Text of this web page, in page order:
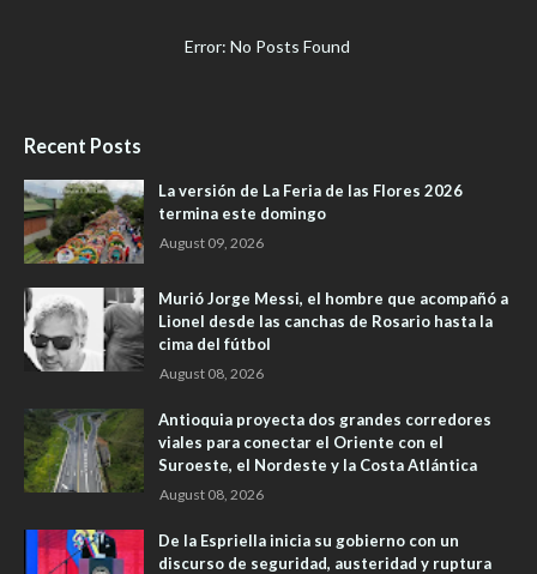
Error: No Posts Found
Recent Posts
La versión de La Feria de las Flores 2026
termina este domingo
August 09, 2026
Murió Jorge Messi, el hombre que acompañó a
Lionel desde las canchas de Rosario hasta la
cima del fútbol
August 08, 2026
Antioquia proyecta dos grandes corredores
viales para conectar el Oriente con el
Suroeste, el Nordeste y la Costa Atlántica
August 08, 2026
De la Espriella inicia su gobierno con un
discurso de seguridad, austeridad y ruptura